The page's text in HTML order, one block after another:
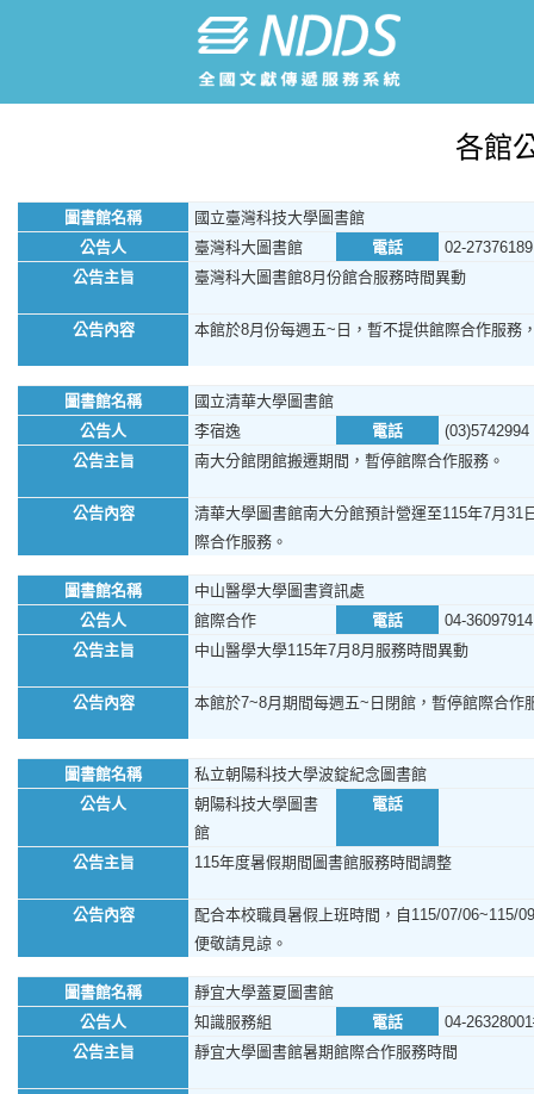
各館
圖書館名稱
國立臺灣科技大學圖書館
公告人
臺灣科大圖書館 電話
02-27376189
公告主旨
臺灣科大圖書館8月份館合服務時間異動
公告內容 本館於8月份每週五~日，暫不提供館際合作服務
圖書館名稱
國立清華大學圖書館
公告人
李宿逸 電話
(03)5742994
公告主旨
南大分館閉館搬遷期間，暫停館際合作服務。
公告內容
清華大學圖書館南大分館預計營運至115年7月
際合作服務。
圖書館名稱
中山醫學大學圖書資訊處
公告人
館際合作 電話
04-36097914
公告主旨
中山醫學大學115年7月8月服務時間異動
公告內容 本館於7~8月期間每週五~日閉館，暫停館際合作
圖書館名稱
私立朝陽科技大學波錠紀念圖書館
公告人
朝陽科技大學圖書
館
電話
公告主旨 115年度暑假期間圖書館服務時間調整
公告內容
配合本校職員暑假上班時間，自115/07/06~115/
便敬請見諒。
圖書館名稱
靜宜大學蓋夏圖書館
公告人
知識服務組 電話
04-
公告主旨
靜宜大學圖書館暑期館際合作服務時間